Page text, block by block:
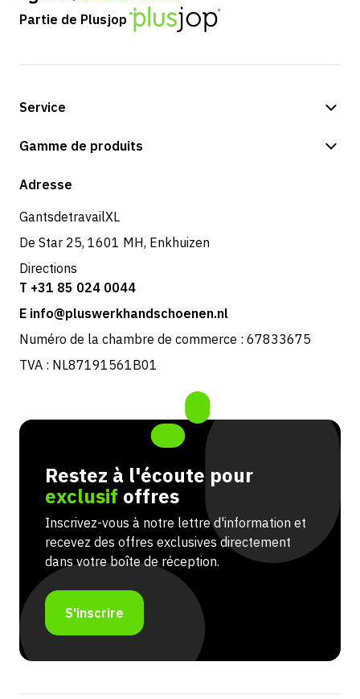
Partie de Plusjop
Service
Options de paiement
Retours et service
Gamme de produits
Boutique
Adresse
GantsdetravailXL
De Star 25, 1601 MH, Enkhuizen
Directions
T +31 85 024 0044
E info@pluswerkhandschoenen.nl
Numéro de la chambre de commerce : 67833675
TVA : NL87191561B01
Restez à l'écoute pour
exclusif offres
Inscrivez-vous à notre lettre d'information et
recevez des offres exclusives directement
dans votre boîte de réception.
S'inscrire